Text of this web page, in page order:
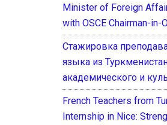
Minister of Foreign
with OSCE Chairman-in-
Стажировка
языка из
академического и
French Teachers from
Internship in Nice: